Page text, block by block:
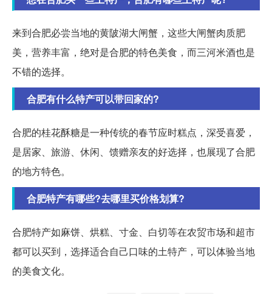
来到合肥必尝当地的黄陂湖大闸蟹，这些大闸蟹肉质肥
美，营养丰富，绝对是合肥的特色美食，而三河米酒也是
不错的选择。
合肥有什么特产可以带回家的?
合肥的桂花酥糖是一种传统的春节应时糕点，深受喜爱，
是居家、旅游、休闲、馈赠亲友的好选择，也展现了合肥
的地方特色。
合肥特产有哪些?去哪里买价格划算?
合肥特产如麻饼、烘糕、寸金、白切等在农贸市场和超市
都可以买到，选择适合自己口味的土特产，可以体验当地
的美食文化。